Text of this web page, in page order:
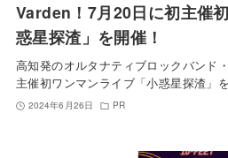
Varden！7月20日に初主催
惑星探渣」を開催！
高知発のオルタナティブロックバンド
主催初ワンマンライブ「小惑星探渣」
2024年6月26日 PR